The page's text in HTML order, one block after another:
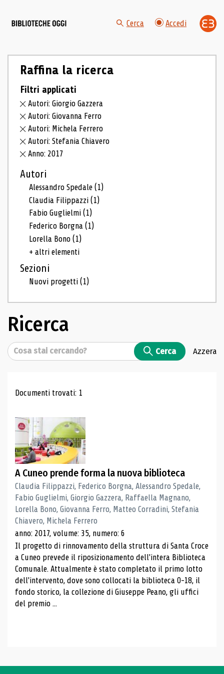
Cerca Accedi
Raffina la ricerca
Filtri applicati
Autori: Giorgio Gazzera
Autori: Giovanna Ferro
Autori: Michela Ferrero
Autori: Stefania Chiavero
Anno: 2017
Autori
Alessandro Spedale(1)
Claudia Filippazzi(1)
Fabio Guglielmi(1)
Federico Borgna(1)
Lorella Bono(1)
+ altri elementi
Sezioni
Nuovi progetti(1)
Ricerca
Cerca Cerca Azzera
Risultati di ricerca
Documenti trovati: 1
A Cuneo prende forma la nuova biblioteca
Claudia Filippazzi, Federico Borgna, Alessandro Spedale,
Fabio Guglielmi, Giorgio Gazzera, Raffaella Magnano,
Lorella Bono, Giovanna Ferro, Matteo Corradini, Stefania
Chiavero, Michela Ferrero
anno: 2017, volume: 35, numero: 6
Il progetto di rinnovamento della struttura di Santa Croce
a Cuneo prevede il riposizionamento dell'intera Biblioteca
Comunale. Attualmente è stato completato il primo lotto
dell'intervento, dove sono collocati la biblioteca 0-18, il
fondo storico, la collezione di Giuseppe Peano, gli uffici
del premio ...